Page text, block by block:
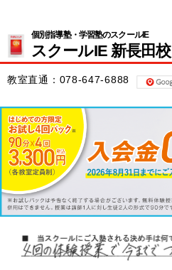
個別指導塾・学習塾のスクールIE
スクールIE 新長田校
教室直通： 078-647-6888